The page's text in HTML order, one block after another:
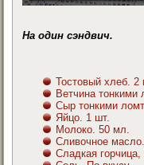
На один сэндвич.
Тостовый хлеб. 2
Ветчина тонкими
Сыр тонкими
Яйцо. 1 шт.
Молоко. 50 мл.
Сливочное
Сладкая